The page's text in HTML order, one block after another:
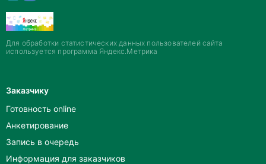
Для обработки статистических данных пользователей сайта
используется программа Яндекс.Метрика
Заказчику
Готовность online
Анкетирование
Запись в очередь
Информация для заказчиков